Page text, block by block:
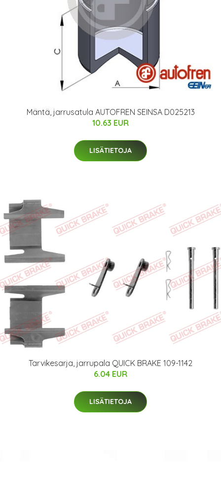
Mäntä, jarrusatula AUTOFREN SEINSA D025213
10.63 EUR
LISÄTIETOJA
Tarvikesarja, jarrupala QUICK BRAKE 109-1142
6.04 EUR
LISÄTIETOJA